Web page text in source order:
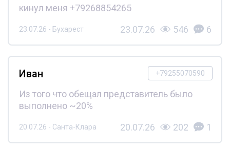
кинул меня +79268854265
23.07.26 - Бухарест 23.07.26 546 6
+79255070590
Иван
Из того что обещал представитель было
выполнено ~20%
20.07.26 - Санта-Клара 20.07.26 202 1